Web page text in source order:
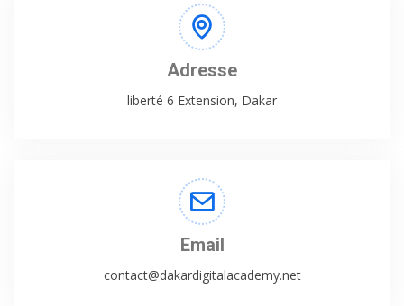
Adresse
liberté 6 Extension, Dakar
Email
contact@dakardigitalacademy.net